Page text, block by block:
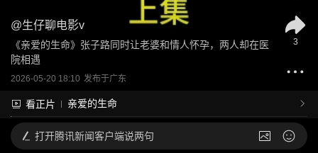
@生仔聊电影v
《亲爱的生命》张子路同时让老婆和情人怀孕，两人却在医
院相遇
2026-05-20 18:10 发布于广东
看正片 亲爱的生命
3
打开腾讯新闻客户端说两句